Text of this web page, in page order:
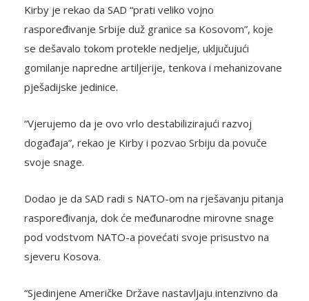
Kirby je rekao da SAD “prati veliko vojno
raspoređivanje Srbije duž granice sa Kosovom”, koje
se dešavalo tokom protekle nedjelje, uključujući
gomilanje napredne artiljerije, tenkova i mehanizovane
pješadijske jedinice.
“Vjerujemo da je ovo vrlo destabilizirajući razvoj
događaja”, rekao je Kirby i pozvao Srbiju da povuče
svoje snage.
Dodao je da SAD radi s NATO-om na rješavanju pitanja
raspoređivanja, dok će međunarodne mirovne snage
pod vodstvom NATO-a povećati svoje prisustvo na
sjeveru Kosova.
“Sjedinjene Američke Države nastavljaju intenzivno da